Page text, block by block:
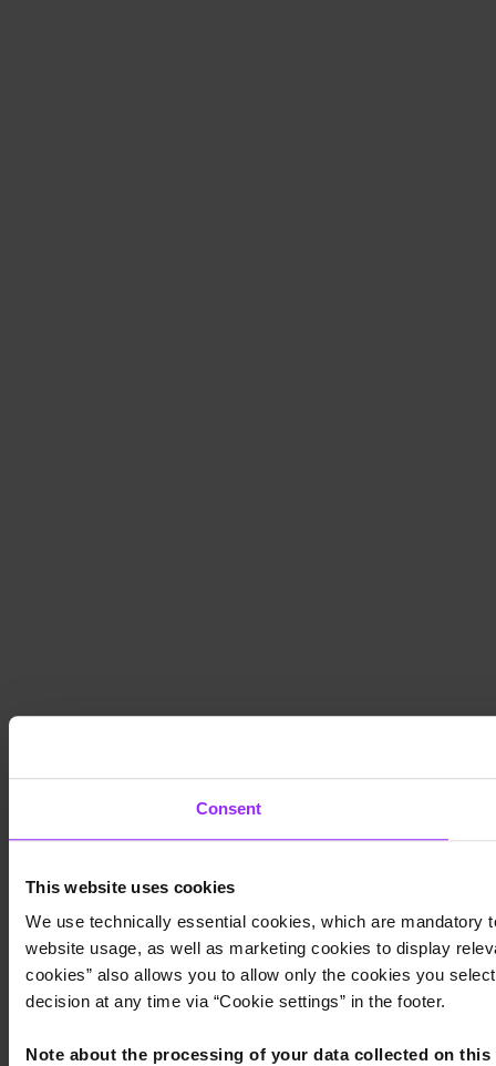
Consent
This website uses cookies
We use technically essential cookies, which are mandatory
website usage, as well as marketing cookies to display
cookies” also allows you to allow only the cookies you
decision at any time via “Cookie settings” in the footer.
Note about the processing of your data collected on this